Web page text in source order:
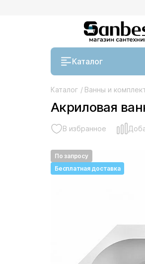
Каталог
Каталог / Ванны и
Акриловая
В избранное
По запросу
Бесплатная доставка